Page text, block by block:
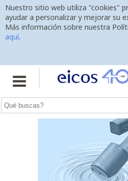
Nuestro sitio web utiliza "cookies"
ayudar a personalizar y mejorar su
Más información sobre nuestra
aquí.

Inicio > Sensores de Nivel
Sensores de Nivel
interruptores de nivel para control de